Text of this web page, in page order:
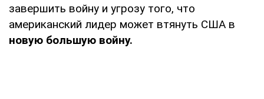
завершить войну и угрозу того, что
американский лидер может втянуть США в
новую большую войну.